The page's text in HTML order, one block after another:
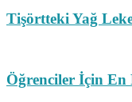
Tişörtteki Yağ
Öğrenciler İçin En